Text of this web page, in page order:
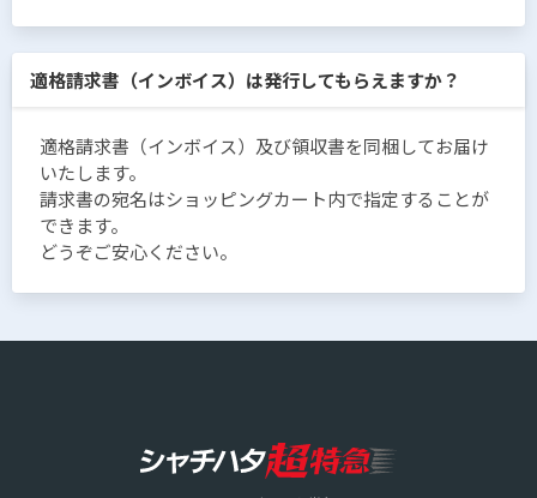
適格請求書（インボイス）は発行してもらえますか？
適格請求書（インボイス）及び領収書を同梱してお届け
いたします。
請求書の宛名はショッピングカート内で指定することが
できます。
どうぞご安心ください。